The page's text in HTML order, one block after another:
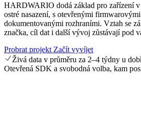
HARDWARIO dodá základ pro zařízení
ostré nasazení, s otevřenými
dokumentovanými rozhraními. Vztah se
značka, cíl dat i další vývoj zůstávají pod
Probrat projekt Začít vyvíjet
Živá data v průměru za 2–4 týdny u
Otevřená SDK a svobodná volba, kam